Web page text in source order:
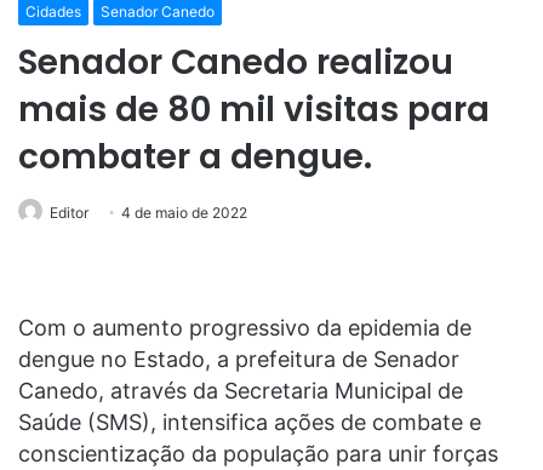
Cidades Senador Canedo
Senador Canedo realizou
mais de 80 mil visitas para
combater a dengue.
Editor 4 de maio de 2022
Com o aumento progressivo da epidemia de
dengue no Estado, a prefeitura de Senador
Canedo, através da Secretaria Municipal de
Saúde (SMS), intensifica ações de combate e
conscientização da população para unir forças